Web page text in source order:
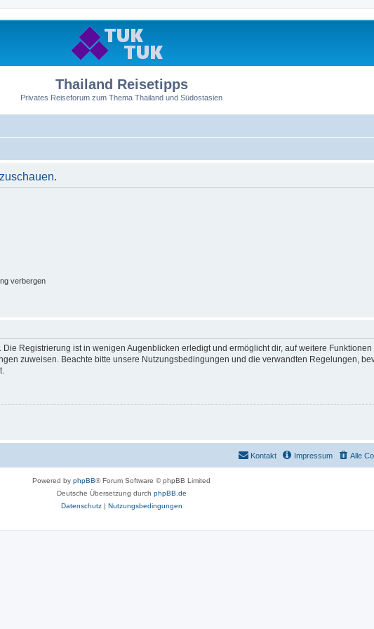
Thailand Reisetipps
Privates Reiseforum zum Thema Thailand und Südostasien
verbergen
Registrierung ist in wenigen Augenblicken erledigt und ermöglicht dir, auf weitere
zuweisen. Beachte bitte unsere Nutzungsbedingungen und die verwandten Regelungen,
Alle
Impressum
Kontakt
Powered by phpBB® Forum Software © phpBB Limited
Deutsche Übersetzung durch phpBB.de
Datenschutz| Nutzungsbedingungen